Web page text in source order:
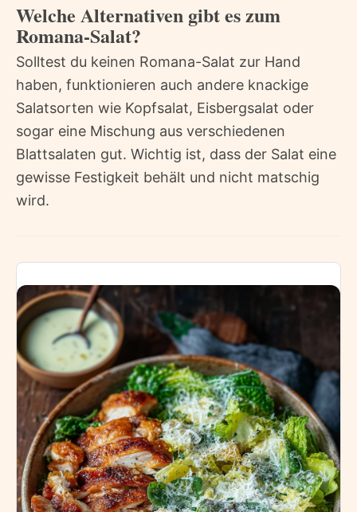
Welche Alternativen gibt es zum
Romana-Salat?
Solltest du keinen Romana-Salat zur Hand
haben, funktionieren auch andere knackige
Salatsorten wie Kopfsalat, Eisbergsalat oder
sogar eine Mischung aus verschiedenen
Blattsalaten gut. Wichtig ist, dass der Salat eine
gewisse Festigkeit behält und nicht matschig
wird.